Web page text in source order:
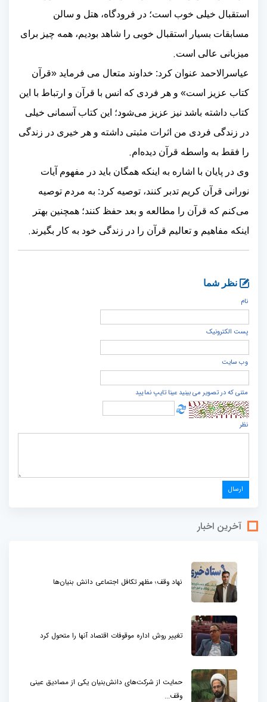
استقبال خیلی خوب است؛ در فرودگاه، هتل و سالن
مسابقات بسیار استقبال خوبی را شاهد بودیم، همه چیز برای
میزبانی عالی است.
عیاسرالاحمد عنوان کرد: خداوند متعال می فرماید «قرآن
کتاب عزیز است» و هر فردی که انس با قرآن و ارتباط با این
کتاب داشته باشد نیز عزیز می‌شود؛ این کتاب آسمانی خیلی
در زندگی فردی من اثرات مثبتی داشته و هر خیری در زندگی
را فقط به واسطه قرآن دیده‌ام.
وی در پایان با اشاره به اینکه همگان باید در مفهوم آیات
نورانی قرآن کریم تدبر کنند، توصیه کرد: به مردم توصیه
می‌کنم که قرآن را مطالعه و بعد حفظ کنند؛ همچنین بهتر
اینکه مفاهیم و تعالیم قرآن را در زندگی خود به کار بگیرند.
نظر شما
نام
پست الكترونيک
وب سایت
متنی که در تصویر می بینید عینا تایپ نمایید
نظر
آخرین اخبار
نهاد وقف؛ مظهر تکافل اجتماعی دانش بنیان‌ها
تغییر روش اداره موقوفات اقتصاد آنها را متحول کرد
حمایت از شرکت‌های دانش‌بنیان یکی از مصادیق عینی
وقف...